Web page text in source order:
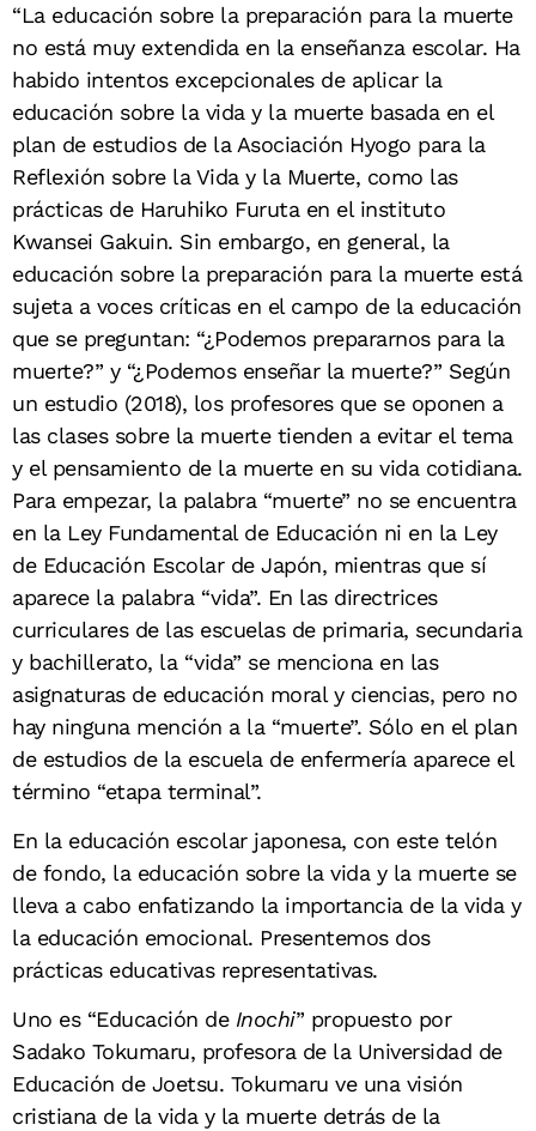
“La educación sobre la preparación para la muerte
no está muy extendida en la enseñanza escolar. Ha
habido intentos excepcionales de aplicar la
educación sobre la vida y la muerte basada en el
plan de estudios de la Asociación Hyogo para la
Reflexión sobre la Vida y la Muerte, como las
prácticas de Haruhiko Furuta en el instituto
Kwansei Gakuin. Sin embargo, en general, la
educación sobre la preparación para la muerte está
sujeta a voces críticas en el campo de la educación
que se preguntan: “¿Podemos prepararnos para la
muerte?” y “¿Podemos enseñar la muerte?” Según
un estudio (2018), los profesores que se oponen a
las clases sobre la muerte tienden a evitar el tema
y el pensamiento de la muerte en su vida cotidiana.
Para empezar, la palabra “muerte” no se encuentra
en la Ley Fundamental de Educación ni en la Ley
de Educación Escolar de Japón, mientras que sí
aparece la palabra “vida”. En las directrices
curriculares de las escuelas de primaria, secundaria
y bachillerato, la “vida” se menciona en las
asignaturas de educación moral y ciencias, pero no
hay ninguna mención a la “muerte”. Sólo en el plan
de estudios de la escuela de enfermería aparece el
término “etapa terminal”.
En la educación escolar japonesa, con este telón
de fondo, la educación sobre la vida y la muerte se
lleva a cabo enfatizando la importancia de la vida y
la educación emocional. Presentemos dos
prácticas educativas representativas.
Uno es “Educación de Inochi” propuesto por
Sadako Tokumaru, profesora de la Universidad de
Educación de Joetsu. Tokumaru ve una visión
cristiana de la vida y la muerte detrás de la